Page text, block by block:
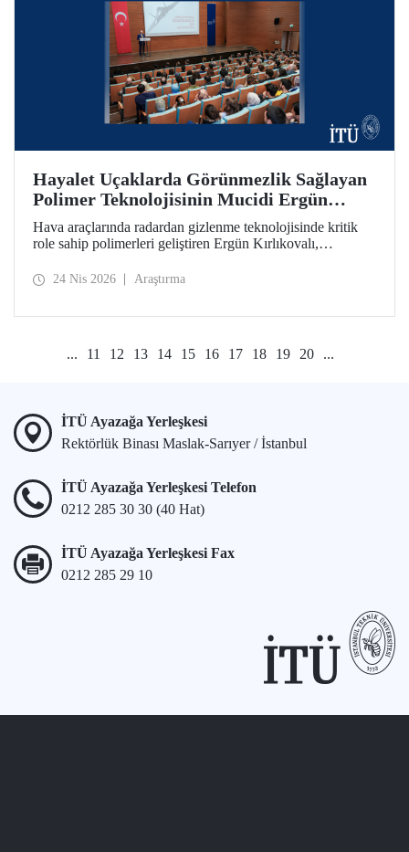
Hayalet Uçaklarda Görünmezlik Sağlayan
Polimer Teknolojisinin Mucidi Ergün
Kırlıkovalı, İTÜ’deydi
Hava araçlarında radardan gizlenme teknolojisinde kritik
role sahip polimerleri geliştiren Ergün Kırlıkovalı,
İTÜ’lülerle bir araya geldi.
24 Nis 2026 Araştırma
... 11 12 13 14 15 16 17 18 19 20 ...
İTÜ Ayazağa Yerleşkesi
Rektörlük Binası Maslak-Sarıyer / İstanbul
İTÜ Ayazağa Yerleşkesi Telefon
0212 285 30 30 (40 Hat)
İTÜ Ayazağa Yerleşkesi Fax
0212 285 29 10